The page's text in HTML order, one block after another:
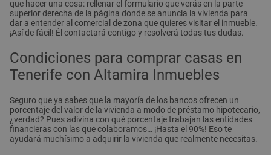
que hacer una cosa: rellenar el formulario que verás en la parte
superior derecha de la página donde se anuncia la vivienda para
dar a entender al comercial de zona que quieres visitar el inmueble.
¡Así de fácil! Él contactará contigo y resolverá todas tus dudas.
Condiciones para comprar casas en
Tenerife con Altamira Inmuebles
Seguro que ya sabes que la mayoría de los bancos ofrecen un
porcentaje del valor de la vivienda a modo de préstamo hipotecario,
¿verdad? Pues adivina con qué porcentaje trabajan las entidades
financieras con las que colaboramos… ¡Hasta el 90%! Eso te
ayudará muchísimo a adquirir la vivienda que realmente necesitas.